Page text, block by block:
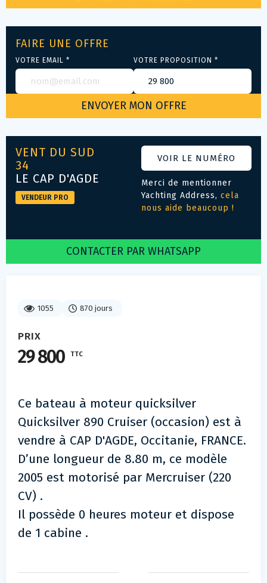
1055 870 jours
PRIX
29 800 TTC
Ce bateau à moteur quicksilver
Quicksilver 890 Cruiser (occasion) est à
vendre à CAP D'AGDE, Occitanie, FRANCE.
D’une longueur de 8.80 m, ce modèle
2005 est motorisé par Mercruiser (220
CV) .
Il possède 0 heures moteur et dispose
de 1 cabine .
FAIRE UNE OFFRE
VOTRE EMAIL * VOTRE PROPOSITION *
VENT DU SUD
34
LE CAP D'AGDE
VENDEUR PRO
VOIR LE NUMÉRO
Merci de mentionner
Yachting Address, cela
nous aide beaucoup !
CONTACTER PAR WHATSAPP